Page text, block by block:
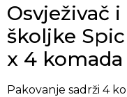
Osvježivač
školjke
x 4 komada
Pakovanje sadrži 4